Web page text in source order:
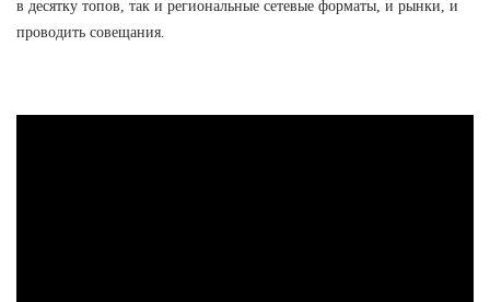
в десятку топов, так и региональные сетевые форматы, и рынки, и
проводить совещания.